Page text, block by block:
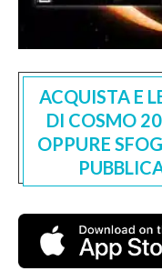
ACQUISTA E
DI COSMO
OPPURE